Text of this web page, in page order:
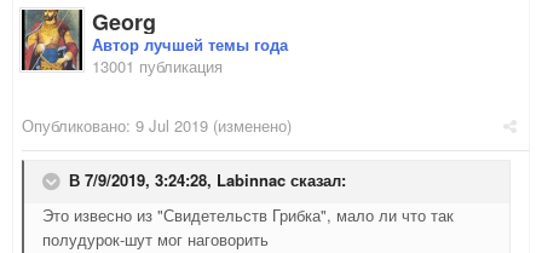
Georg
Автор лучшей темы года
13001 публикация
Опубликовано: 9 Jul 2019 (изменено)
В 7/9/2019, 3:24:28, Labinnac сказал:
Это извесно из "Свидетельств Грибка", мало ли что так
полудурок-шут мог наговорить